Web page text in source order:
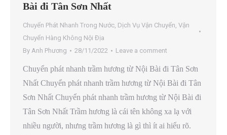
Bài đi Tân Sơn Nhất
Chuyển Phát Nhanh Trong Nước, Dịch Vụ Vận Chuyển, Vận
Chuyển Hàng Không Nội Địa
By Anh Phương 28/11/2022 Leave a comment
Chuyển phát nhanh trầm hương từ Nội Bài đi Tân Sơn
Nhất Chuyển phát nhanh trầm hương từ Nội Bài đi Tân
Sơn Nhất Chuyển phát nhanh trầm hương từ Nội Bài đi
Tân Sơn Nhất Trầm hương là cái tên không xa lạ với
nhiều người, nhưng trầm hương là gì thì ít ai hiểu rõ.